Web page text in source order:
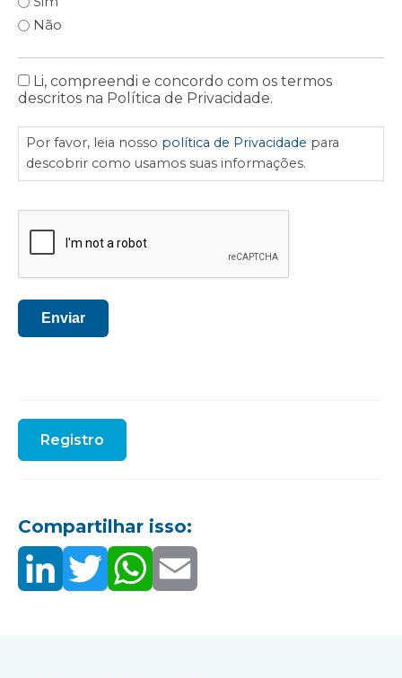
Não
política
de
Privacidade
Li, compreendi e concordo com os termos
descritos na Política de Privacidade.
Por favor, leia nosso política de Privacidade para
descobrir como usamos suas informações.
CAPTCHA
Enviar
Registro
Compartilhar isso: